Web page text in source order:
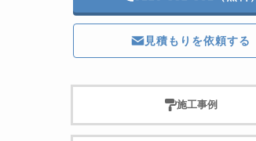
見積もりを依頼する
施工事例